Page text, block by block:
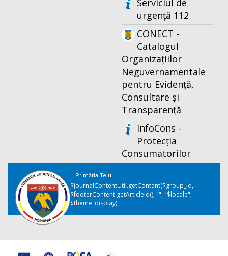
Serviciul de
urgență 112
CONECT -
Catalogul
Organizațiilor
Neguvernamentale
pentru Evidență,
Consultare și
Transparență
InfoCons -
Protecția
Consumatorilor
Primăria Teiu
$journalContentUtil.getContent($group_id,
$footerContent.getArticleId(), "", "$locale",
$theme_display)